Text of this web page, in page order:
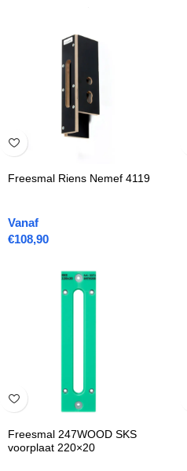
Freesmal Riens Nemef 4119
Vanaf
€108,90
Freesmal 247WOOD SKS
voorplaat 220×20